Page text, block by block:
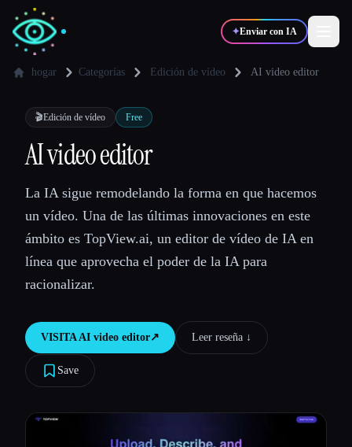
✦Enviar con IA
✍️Escritores
💻
🎓Estudiantes 🎬Creadores
Comparar herramientas
Todas las categorías
Acerca de
hogar Categorías Edición de vídeo AI video editor
🎬Edición de vídeo Free
AI video editor
La IA sigue remodelando la forma en que hacemos
un vídeo. Una de las últimas innovaciones en este
ámbito es TopView.ai, un editor de vídeo de IA en
línea que aprovecha el poder de la IA para
racionalizar.
VISITAAI video editor↗︎ Leer reseña ↓︎
Save